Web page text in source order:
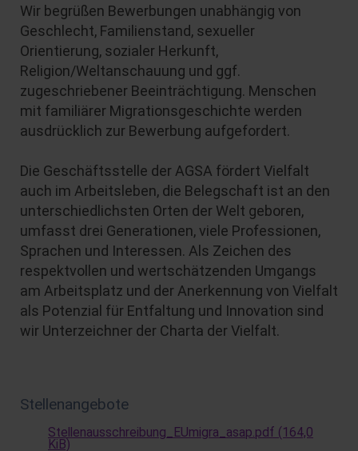
Wir begrüßen Bewerbungen unabhängig von
Geschlecht, Familienstand, sexueller
Orientierung, sozialer Herkunft,
Religion/Weltanschauung und ggf.
zugeschriebener Beeinträchtigung. Menschen
mit familiärer Migrationsgeschichte werden
ausdrücklich zur Bewerbung aufgefordert.
Die Geschäftsstelle der AGSA fördert Vielfalt
auch im Arbeitsleben, die Belegschaft ist an den
unterschiedlichsten Orten der Welt geboren,
umfasst drei Generationen, viele Professionen,
Sprachen und Interessen. Als Zeichen des
respektvollen und wertschätzenden Umgangs
am Arbeitsplatz und der Anerkennung von Vielfalt
als Potenzial für Entfaltung und Innovation sind
wir Unterzeichner der Charta der Vielfalt.
Stellenangebote
Stellenausschreibung_EUmigra_asap.pdf (164,0
KiB)